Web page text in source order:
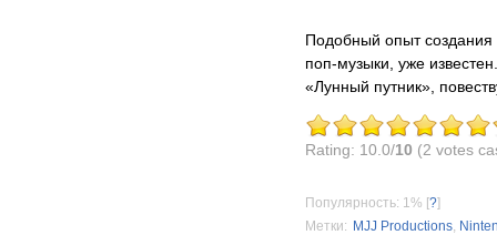
Подобный опыт
поп-музыки, уже
«Лунный путник»,
Rating: 10.0/10 (2 votes
Популярность: 1% [?]
Метки: MJJ Productions,